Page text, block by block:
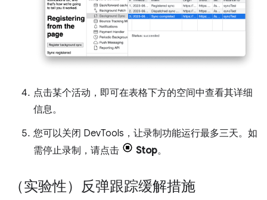
点击某个活动，即可在表格下方的空间中查看其详细
信息。
您可以关闭 DevTools，让录制功能运行最多三天。如
需停止录制，请点击
Stop。
（实验性）反弹跟踪缓解措施